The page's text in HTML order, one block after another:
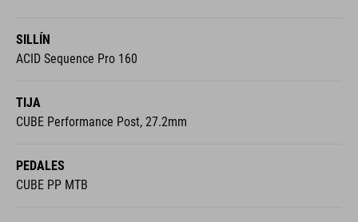
SILLÍN
ACID Sequence Pro 160
TIJA
CUBE Performance Post, 27.2mm
PEDALES
CUBE PP MTB